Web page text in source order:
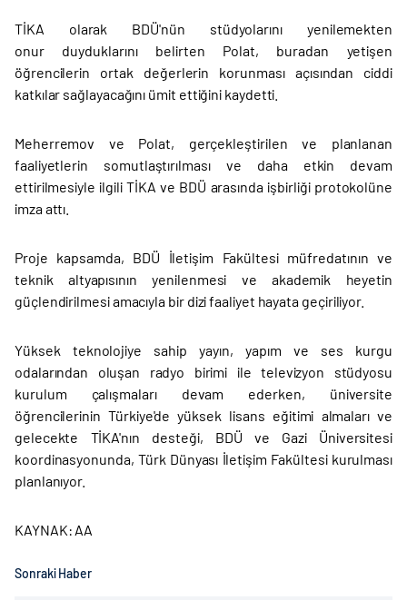
TİKA olarak BDÜ'nün stüdyolarını yenilemekten
onur duyduklarını belirten Polat, buradan yetişen
öğrencilerin ortak değerlerin korunması açısından ciddi
katkılar sağlayacağını ümit ettiğini kaydetti.
Meherremov ve Polat, gerçekleştirilen ve planlanan
faaliyetlerin somutlaştırılması ve daha etkin devam
ettirilmesiyle ilgili TİKA ve BDÜ arasında işbirliği protokolüne
imza attı.
Proje kapsamda, BDÜ İletişim Fakültesi müfredatının ve
teknik altyapısının yenilenmesi ve akademik heyetin
güçlendirilmesi amacıyla bir dizi faaliyet hayata geçiriliyor.
Yüksek teknolojiye sahip yayın, yapım ve ses kurgu
odalarından oluşan radyo birimi ile televizyon stüdyosu
kurulum çalışmaları devam ederken, üniversite
öğrencilerinin Türkiye'de yüksek lisans eğitimi almaları ve
gelecekte TİKA'nın desteği, BDÜ ve Gazi Üniversitesi
koordinasyonunda, Türk Dünyası İletişim Fakültesi kurulması
planlanıyor.
KAYNAK: AA
Sonraki Haber